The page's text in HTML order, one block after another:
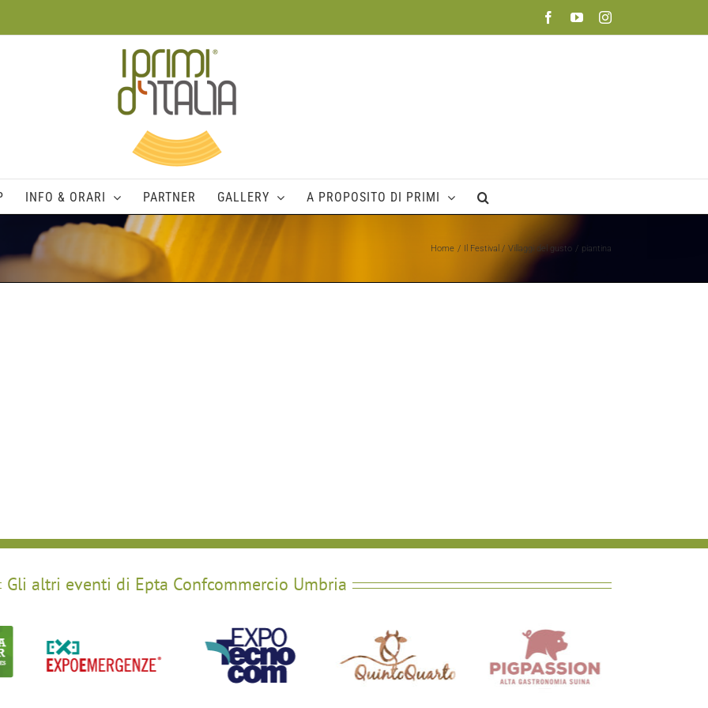
FacebookYouTubeInstagram
INFO & ORARI PARTNER GALLERY A PROPOSITO DI PRIMI
Home Il Festival Villaggi del gusto piantina
Gli altri eventi di Epta Confcommercio Umbria